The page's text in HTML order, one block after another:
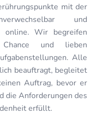
mit der
und
online. Wir begreifen
und lieben
Alle
beauftragt, begleitet
Auftrag, bevor er
die Anforderungen des
erfüllt.